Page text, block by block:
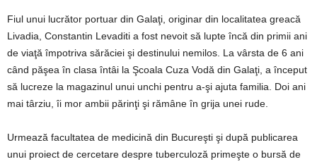
Fiul unui lucrător portuar din Galaţi, originar din localitatea greacă
Livadia, Constantin Levaditi a fost nevoit să lupte încă din primii ani
de viaţă împotriva sărăciei şi destinului nemilos. La vârsta de 6 ani
când păşea în clasa întâi la Şcoala Cuza Vodă din Galaţi, a început
să lucreze la magazinul unui unchi pentru a-şi ajuta familia. Doi ani
mai târziu, îi mor ambii părinţi şi rămâne în grija unei rude.
Urmează facultatea de medicină din Bucureşti şi după publicarea
unui proiect de cercetare despre tuberculoză primeşte o bursă de